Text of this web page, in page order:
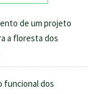
de um projeto
a floresta dos
funcional dos